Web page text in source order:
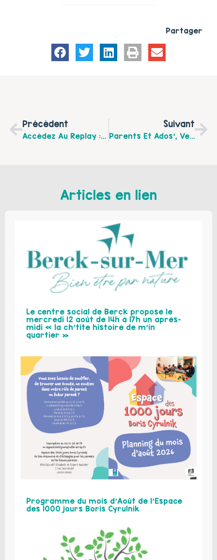
Partager
Précédent
Accédez Au Replay : “Dans La Famille Tourmente, Je Voudrais Les Enfants … « : L’enfant Auteur De Violences Au Sein De Sa Famille
Suivant
Parents Et Ados’, Venez Vous Amuser Le Mercredi 17 Avril À La Salle KRASKA De Harnes !
Articles en lien
Le centre social de Berck propose le
mercredi 12 août de 14h à 17h un après-
midi « la ch’tite histoire de m’in
quartier »
Programme du mois d’Août de l’Espace
des 1000 jours Boris Cyrulnik